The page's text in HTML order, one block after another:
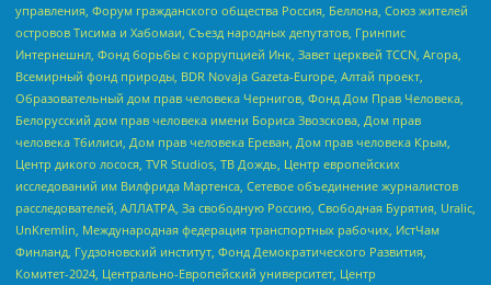
управления, Форум гражданского общества Россия, Беллона, Союз жителей
островов Тисима и Хабомаи, Съезд народных депутатов, Гринпис
Интернешнл, Фонд борьбы с коррупцией Инк, Завет церквей TCCN, Агора,
Всемирный фонд природы, BDR Novaja Gazeta-Europe, Алтай проект,
Образовательный дом прав человека Чернигов, Фонд Дом Прав Человека,
Белорусский дом прав человека имени Бориса Звозскова, Дом прав
человека Тбилиси, Дом прав человека Ереван, Дом прав человека Крым,
Центр дикого лосося, TVR Studios, ТВ Дождь, Центр европейских
исследований им Вилфрида Мартенса, Сетевое объединение журналистов
расследователей, АЛЛАТРА, За свободную Россию, Свободная Бурятия, Uralic,
UnKremlin, Международная федерация транспортных рабочих, ИстЧам
Финланд, Гудзоновский институт, Фонд Демократического Развития,
Комитет-2024, Центрально-Европейский университет, Центр